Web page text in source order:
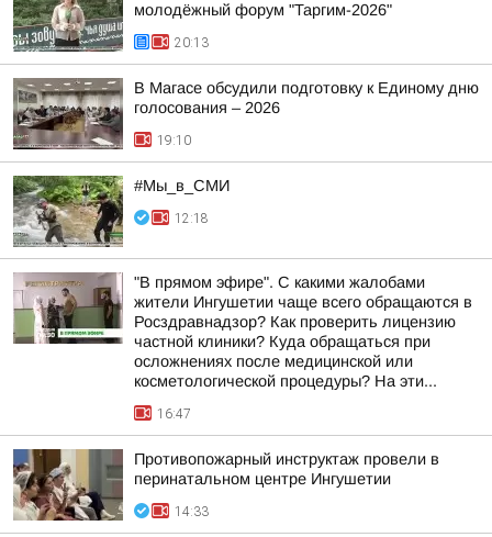
молодёжный форум "Таргим-2026"
20:13
В Магасе обсудили подготовку к Единому дню
голосования – 2026
19:10
#Мы_в_СМИ
12:18
"В прямом эфире". С какими жалобами
жители Ингушетии чаще всего обращаются в
Росздравнадзор? Как проверить лицензию
частной клиники? Куда обращаться при
осложнениях после медицинской или
косметологической процедуры? На эти...
16:47
Противопожарный инструктаж провели в
перинатальном центре Ингушетии
14:33